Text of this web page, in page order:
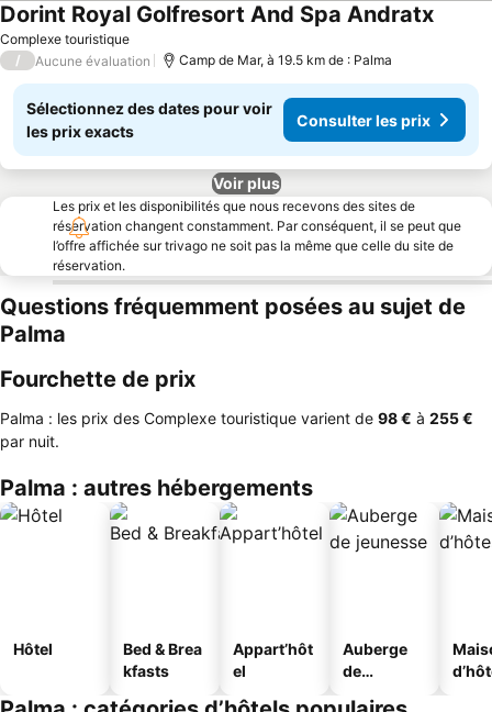
Complexe touristique
Dorint Royal Golfresort And Spa Andratx
/ Aucune évaluation Camp de Mar, à 19.5 km de : Palma
Sélectionnez des dates pour voir
les prix exacts
Consulter les prix
Voir plus
Les prix et les disponibilités que nous recevons des sites de
réservation changent constamment. Par conséquent, il se peut que
l’offre affichée sur trivago ne soit pas la même que celle du site de
réservation.
Questions fréquemment posées au sujet de
Palma
Fourchette de prix
Palma : les prix des Complexe touristique varient de ‎98 € à ‎255 €
par nuit.
Palma : autres hébergements
Hôtel
Bed & Brea
kfasts
Appart’hôt
el
Auberge
de